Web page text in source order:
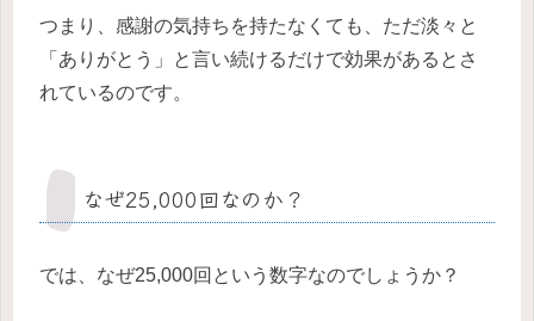
つまり、感謝の気持ちを持たなくても、ただ淡々と
「ありがとう」と言い続けるだけで効果があるとさ
れているのです。
なぜ25,000回なのか？
では、なぜ25,000回という数字なのでしょうか？